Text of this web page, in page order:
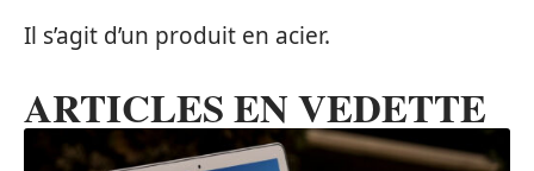
Il s’agit d’un produit en acier.
ARTICLES EN VEDETTE